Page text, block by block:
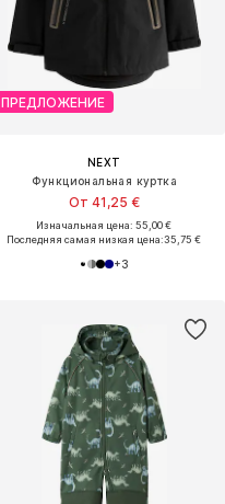
ПРЕДЛОЖЕНИЕ
NEXT
Функциональная куртка
От 41,25 €
Изначальная цена: 55,00 €
Последняя самая низкая цена:35,75 €
+3